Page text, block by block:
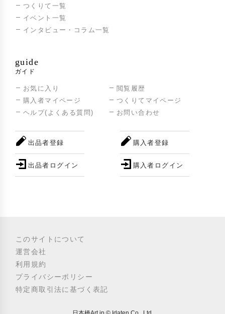
つくりて一覧
イベント一覧
インタビュー・コラム一覧
guide
ガイド
お気に入り
閲覧履歴
購入者マイページ
つくりてマイページ
ヘルプ(よくある質問)
お問い合わせ
出品者登録
出品者ログイン
購入者登録
購入者ログイン
このサイトについて
運営会社
利用規約
プライバシーポリシー
特定商取引法に基づく表記